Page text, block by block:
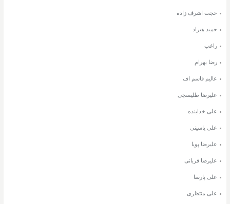
حجت اشرف زاده
حمید هیراد
راغب
رضا بهرام
عالیم قاسم اف
علیرضا طلیسچی
علی خدابنده
علی یاسینی
علیرضا پویا
علیرضا قربانی
علی پارسا
علی منتظری